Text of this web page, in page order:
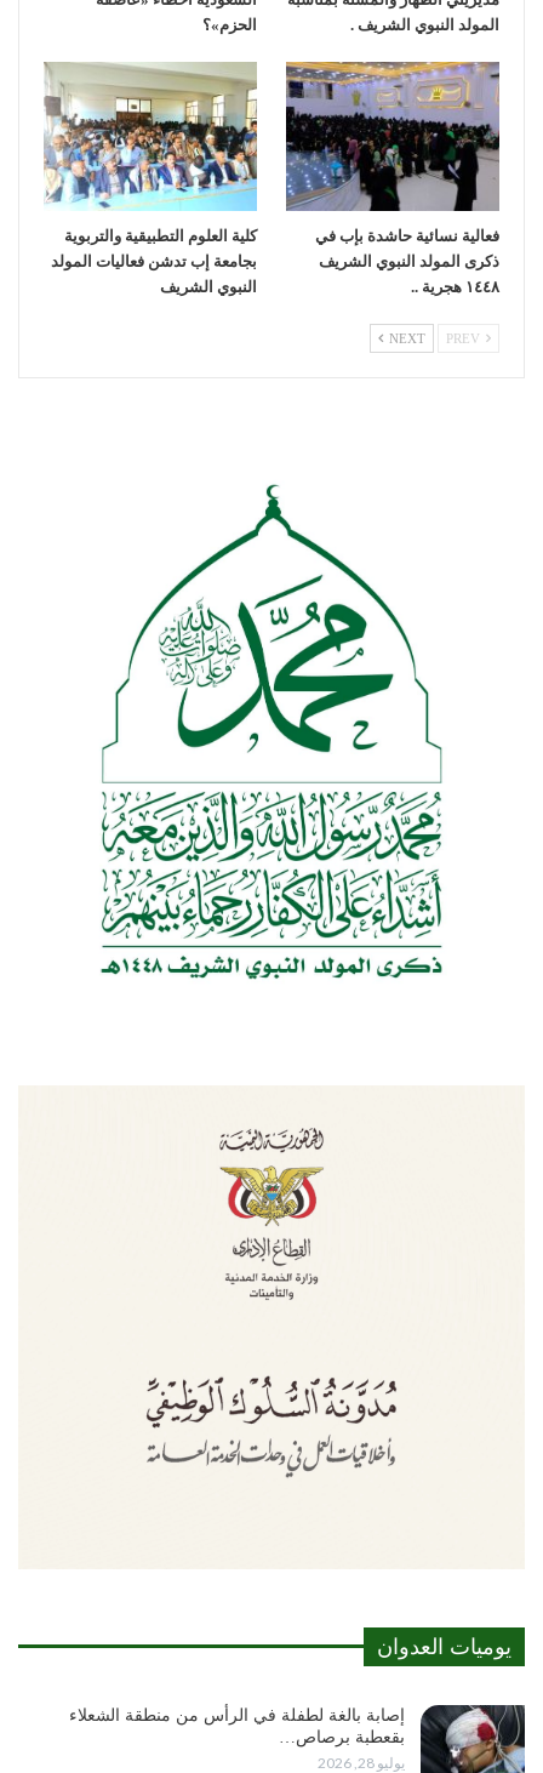
المولد النبوي الشريف .
الحزم»؟
فعالية نسائية حاشدة بإب في
ذكرى المولد النبوي الشريف
١٤٤٨ هجرية ..
كلية العلوم التطبيقية والتربوية
بجامعة إب تدشن فعاليات المولد
النبوي الشريف
NEXT
يوميات العدوان
إصابة بالغة لطفلة في الرأس من منطقة الشعلاء
بقعطبة برصاص…
يوليو 28, 2026